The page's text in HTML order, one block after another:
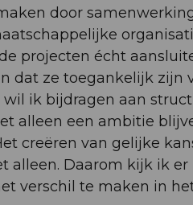
door
projecten écht
dat ze toegankelijk zijn
ik bijdragen aan
alleen een ambitie
creëren van gelijke
alleen. Daarom kijk ik er
verschil te maken in